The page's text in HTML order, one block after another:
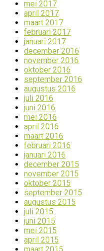
mei 2017
april 2017
maart 2017
februari 2017
januari 2017
december 2016
november 2016
oktober 2016
september 2016
augustus 2016
juli 2016
juni 2016
mei 2016
april 2016
maart 2016
februari 2016
januari 2016
december 2015
november 2015
oktober 2015
september 2015
augustus 2015
juli 2015
juni 2015
mei 2015
april 2015